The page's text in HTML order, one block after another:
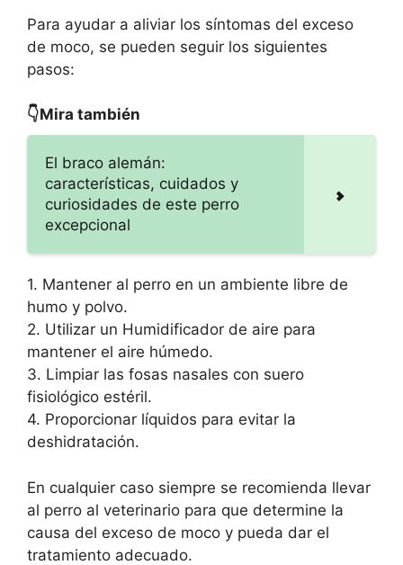
Para ayudar a aliviar los síntomas del exceso
de moco, se pueden seguir los siguientes
pasos:
👇Mira también
El braco alemán:
características, cuidados y
curiosidades de este perro
excepcional
1. Mantener al perro en un ambiente libre de
humo y polvo.
2. Utilizar un Humidificador de aire para
mantener el aire húmedo.
3. Limpiar las fosas nasales con suero
fisiológico estéril.
4. Proporcionar líquidos para evitar la
deshidratación.
En cualquier caso siempre se recomienda llevar
al perro al veterinario para que determine la
causa del exceso de moco y pueda dar el
tratamiento adecuado.